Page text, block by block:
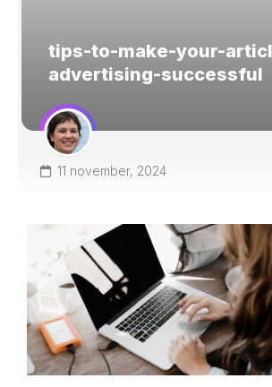
tips-to-make-your-
advertising-successful
11 november, 2024